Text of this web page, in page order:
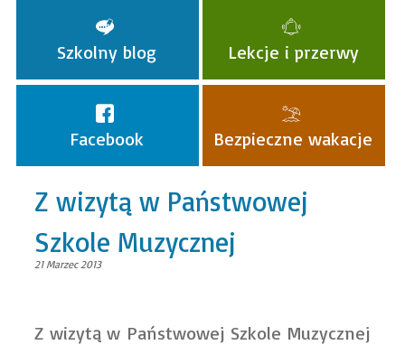
Szkolny blog Lekcje i przerwy
Facebook Bezpieczne wakacje
Z wizytą w Państwowej
Szkole Muzycznej
21 Marzec 2013
Z wizytą w Państwowej Szkole Muzycznej